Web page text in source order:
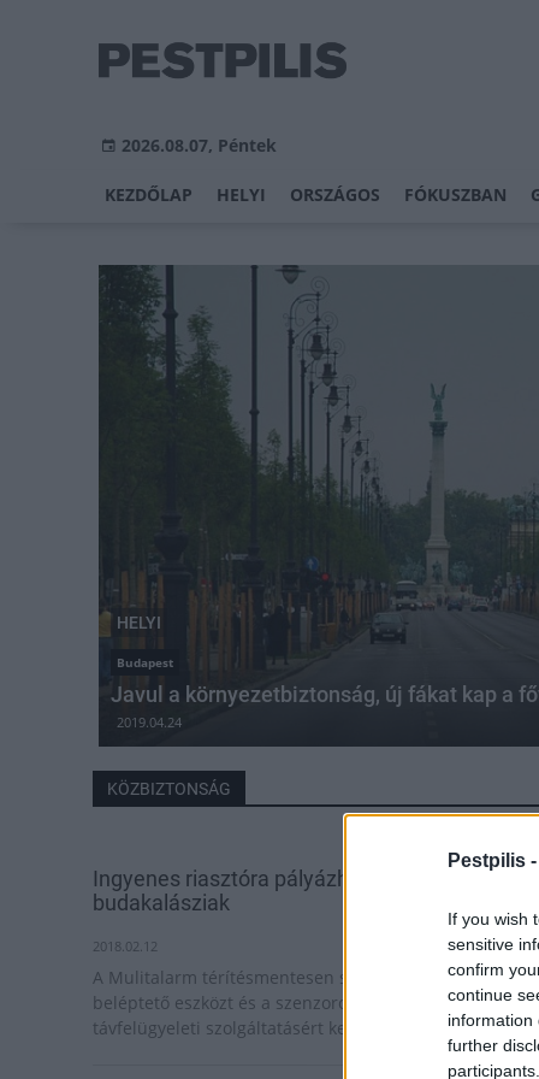
Pestpilis -
If you wish
sensitive
confirm
continue
information
further
2026.08.07, Péntek
KEZDŐLAP HELYI ORSZÁGOS FÓKUSZBAN
HELYI
Budapest
Javul a környezetbiztonság, új fákat kap a
2019.04.24
KÖZBIZTONSÁG
Ingyenes riasztóra pályázhatnak a
budakalásziak
2018.02.12
A Mulitalarm térítésmentesen szereli fel a lakosoknak a
beléptető eszközt és a szenzorokat is, csupán a
távfelügyeleti szolgáltatásért kell fizetni.